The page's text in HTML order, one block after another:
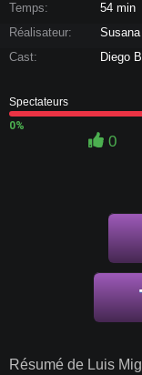
Temps:
54 min
Réalisateur:
Cast:
Diego
Spectateurs
0%
0
Résumé de Luis